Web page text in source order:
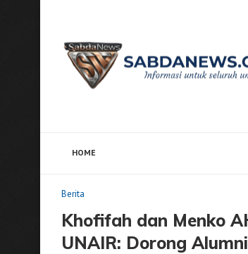
HOME
Berita
Khofifah dan Menko
UNAIR: Dorong